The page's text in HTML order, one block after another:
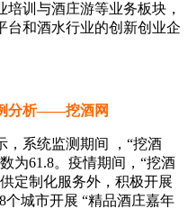
训与酒庄游等业务板块，
台和酒水行业的创新创业企
分析——挖酒网
系统监测期间 ，“挖酒
为61.8。疫情期间，“挖酒
定制化服务外，积极开展
个城市开展 “精品酒庄嘉年